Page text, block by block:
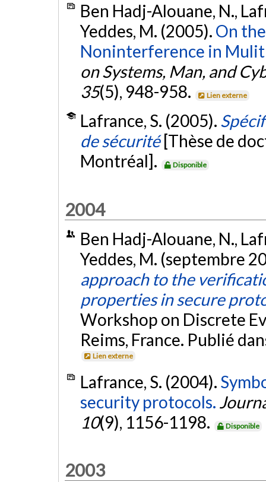
Ben Hadj-Alouane, N.,
Yeddes, M. (2005). On
Noninterference in
on Systems, Man, and
35(5), 948-958. Lien externe
Lafrance, S. (2005).
de sécurité [Thèse de
Montréal].
Disponible
2004
Ben Hadj-Alouane, N.,
Yeddes, M. (septembre
approach to the
properties in secure
Workshop on Discrete
Reims, France. Publié
Lien externe
Lafrance, S. (2004).
security protocols.
10(9), 1156-1198. Disponible
2003